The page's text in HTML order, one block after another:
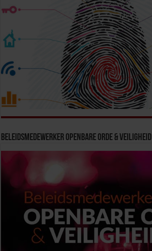
Beleidsmedewerker Openbare Orde & Veiligheid